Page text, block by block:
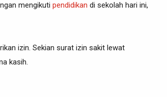
mengikuti pendidikan di sekolah hari ini,
izin. Sekian surat izin sakit lewat
kasih.